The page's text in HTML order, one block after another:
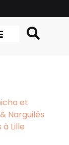
et
Narguilés
Lille